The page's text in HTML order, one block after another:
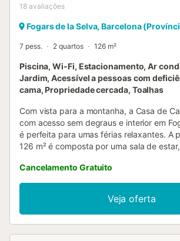
18 avaliações
Fogars de la Selva, Barcelona
7 pess. 2 quartos 126 m²
Piscina, Wi-Fi, Estacionamento, Ar
Jardim, Acessível a pessoas com
cama, Propriedade cercada, Toalhas
Com vista para a montanha, a Casa de
com acesso sem degraus e interior em
é perfeita para umas férias relaxantes. A
126 m² é composta por uma sala de
pessoas. As comodidades adicionais
velocidade (adequado para chamadas
televisão, ar condicionado e uma
Além disso, uma mesa de ténis de mesa e
bilhar estão disponíveis na propriedade.
Cancelamento Gratuito
Veja oferta